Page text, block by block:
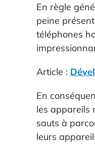
En règle
peine
téléphones
Article :
En
les appareils
sauts à
leurs